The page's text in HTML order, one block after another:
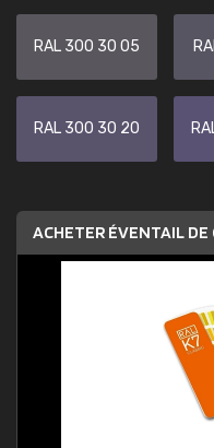
RAL 300 30 05
RAL 300 30 20
ACHETER ÉVENTAIL DE